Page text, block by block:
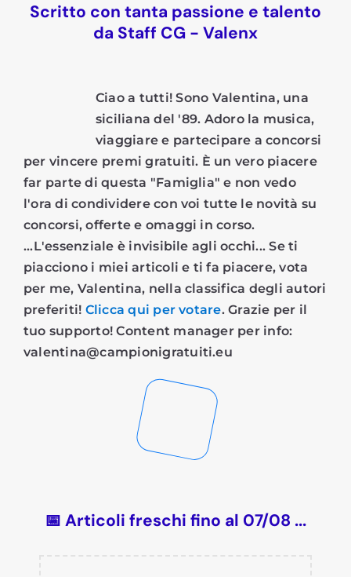
Scritto con tanta passione e talento
da Staff CG - Valenx
Ciao a tutti! Sono Valentina, una
siciliana del '89. Adoro la musica,
viaggiare e partecipare a concorsi
per vincere premi gratuiti. È un vero piacere
far parte di questa "Famiglia" e non vedo
l'ora di condividere con voi tutte le novità su
concorsi, offerte e omaggi in corso.
...L'essenziale è invisibile agli occhi... Se ti
piacciono i miei articoli e ti fa piacere, vota
per me, Valentina, nella classifica degli autori
preferiti! Clicca qui per votare. Grazie per il
tuo supporto! Content manager per info:
valentina@campionigratuiti.eu
📅 Articoli freschi fino al 07/08 ...